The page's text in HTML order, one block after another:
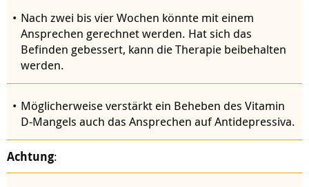
Nach zwei bis vier Wochen könnte mit einem
Ansprechen gerechnet werden. Hat sich das
Befinden gebessert, kann die Therapie beibehalten
werden.
Möglicherweise verstärkt ein Beheben des Vitamin
D-Mangels auch das Ansprechen auf Antidepressiva.
Achtung: